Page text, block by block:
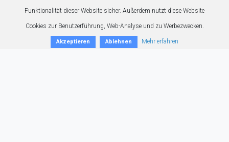
Funktionalität dieser Website sicher. Außerdem nutzt diese Website
Cookies zur Benutzerführung, Web-Analyse und zu Werbezwecken.
Akzeptieren Ablehnen Mehr erfahren